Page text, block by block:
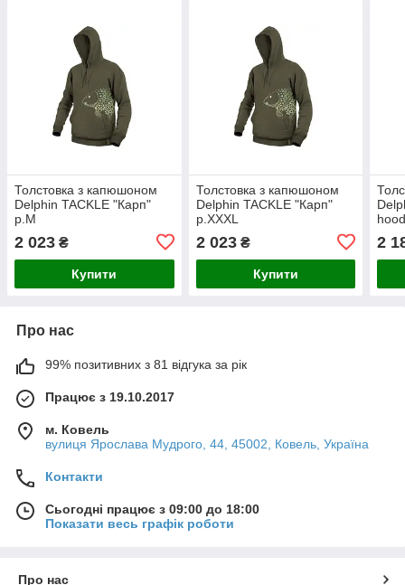
Толстовка з капюшоном
Delphin TACKLE "Карп"
р.M
2 023 ₴
Купити
Толстовка з капюшоном
Delphin TACKLE "Карп"
р.XXXL
2 023₴
Купити
2
Про нас
99% позитивних з 81 відгука за рік
Працює з 19.10.2017
м. Ковель
вулиця Ярослава Мудрого, 44, 45002, Ковель, Україна
Контакти
Сьогодні працює з 09:00 до 18:00
Показати весь графік роботи
Про нас